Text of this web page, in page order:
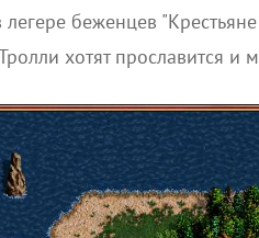
легере беженцев
хотят прославится и